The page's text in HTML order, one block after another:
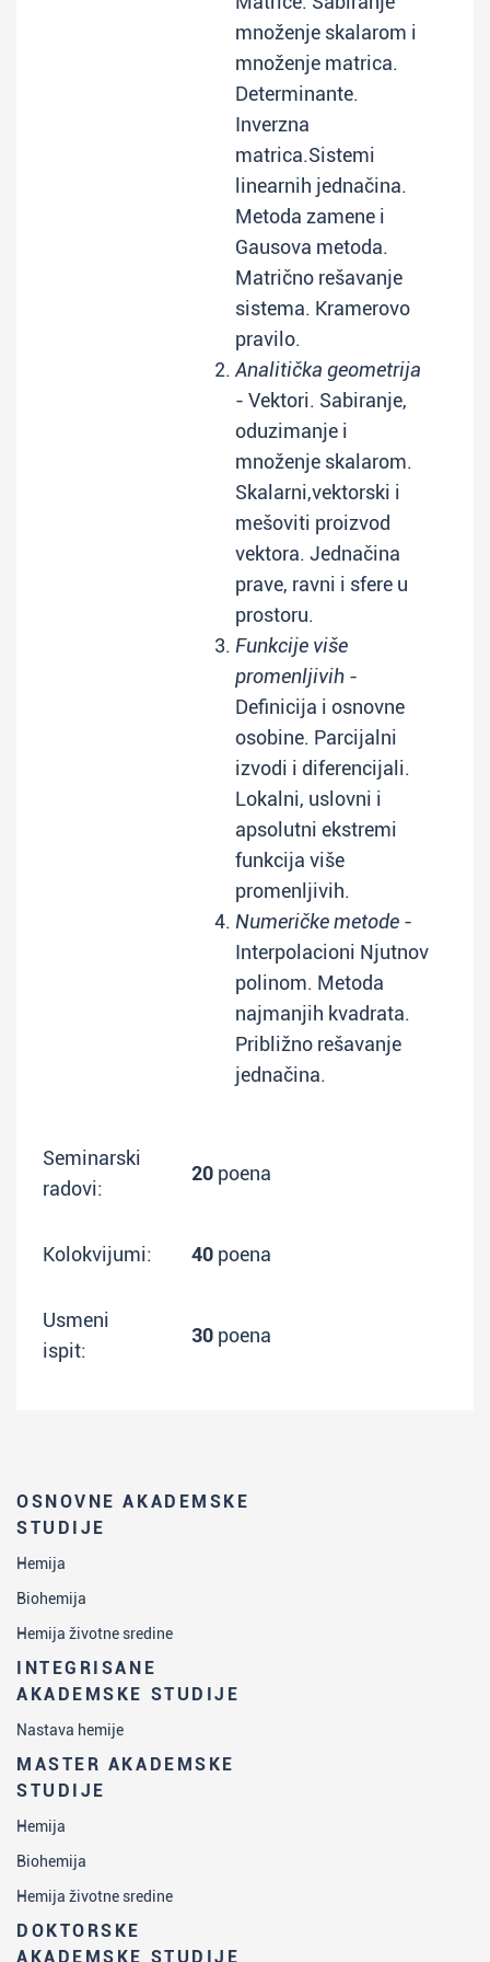
OSNOVNE AKADEMSKE
STUDIJE
Hemija
Biohemija
Hemija životne sredine
INTEGRISANE
AKADEMSKE STUDIJE
Nastava hemije
MASTER AKADEMSKE
STUDIJE
Hemija
Biohemija
Hemija životne sredine
DOKTORSKE
AKADEMSKE STUDIJE
množenje skalarom i
množenje matrica.
Determinante.
Inverzna
matrica.Sistemi
linearnih jednačina.
Metoda zamene i
Gausova metoda.
Matrično rešavanje
sistema. Kramerovo
pravilo.
Analitička geometrija
- Vektori. Sabiranje,
oduzimanje i
množenje skalarom.
Skalarni,vektorski i
mešoviti proizvod
vektora. Jednačina
prave, ravni i sfere u
prostoru.
Funkcije više
promenljivih -
Definicija i osnovne
osobine. Parcijalni
izvodi i diferencijali.
Lokalni, uslovni i
apsolutni ekstremi
funkcija više
promenljivih.
Numeričke metode -
Interpolacioni Njutnov
polinom. Metoda
najmanjih kvadrata.
Približno rešavanje
jednačina.
Seminarski
radovi:
20 poena
Kolokvijumi: 40 poena
Usmeni
ispit:
30 poena